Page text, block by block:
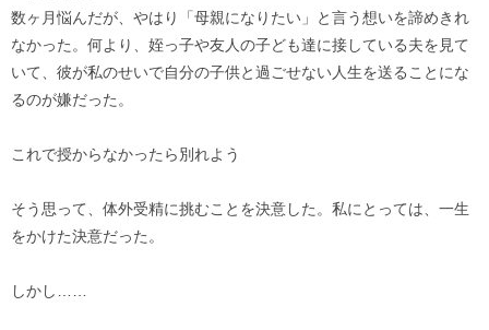
数ヶ月悩んだが、やはり「母親になりたい」と言う想いを諦めきれ
なかった。何より、姪っ子や友人の子ども達に接している夫を見て
いて、彼が私のせいで自分の子供と過ごせない人生を送ることにな
るのが嫌だった。
これで授からなかったら別れよう
そう思って、体外受精に挑むことを決意した。私にとっては、一生
をかけた決意だった。
しかし……